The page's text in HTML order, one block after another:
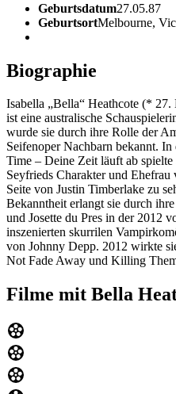
Geburtsdatum27.05.87
GeburtsortMelbourne,
Biographie
Isabella „Bella“ Heathcote (*
ist eine australische
wurde sie durch ihre Rolle der
Seifenoper Nachbarn bekannt.
Time – Deine Zeit läuft ab
Seyfrieds Charakter und
Seite von Justin Timberlake zu
Bekanntheit erlangt sie durch
und Josette du Pres in der 2012
inszenierten skurrilen
von Johnny Depp. 2012 wirkte
Not Fade Away und Killing
Filme mit Bella